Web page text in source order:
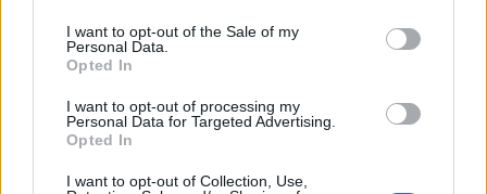
I want to opt-out of the Sale of my
Personal Data.
Opted In
I want to opt-out of processing my
Personal Data for Targeted Advertising.
Opted In
I want to opt-out of Collection, Use,
Νέος ειδικός